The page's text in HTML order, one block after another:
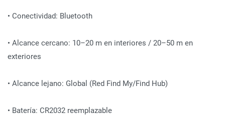
• Conectividad: Bluetooth
• Alcance cercano: 10–20 m en interiores / 20–50 m en
exteriores
• Alcance lejano: Global (Red Find My/Find Hub)
• Batería: CR2032 reemplazable